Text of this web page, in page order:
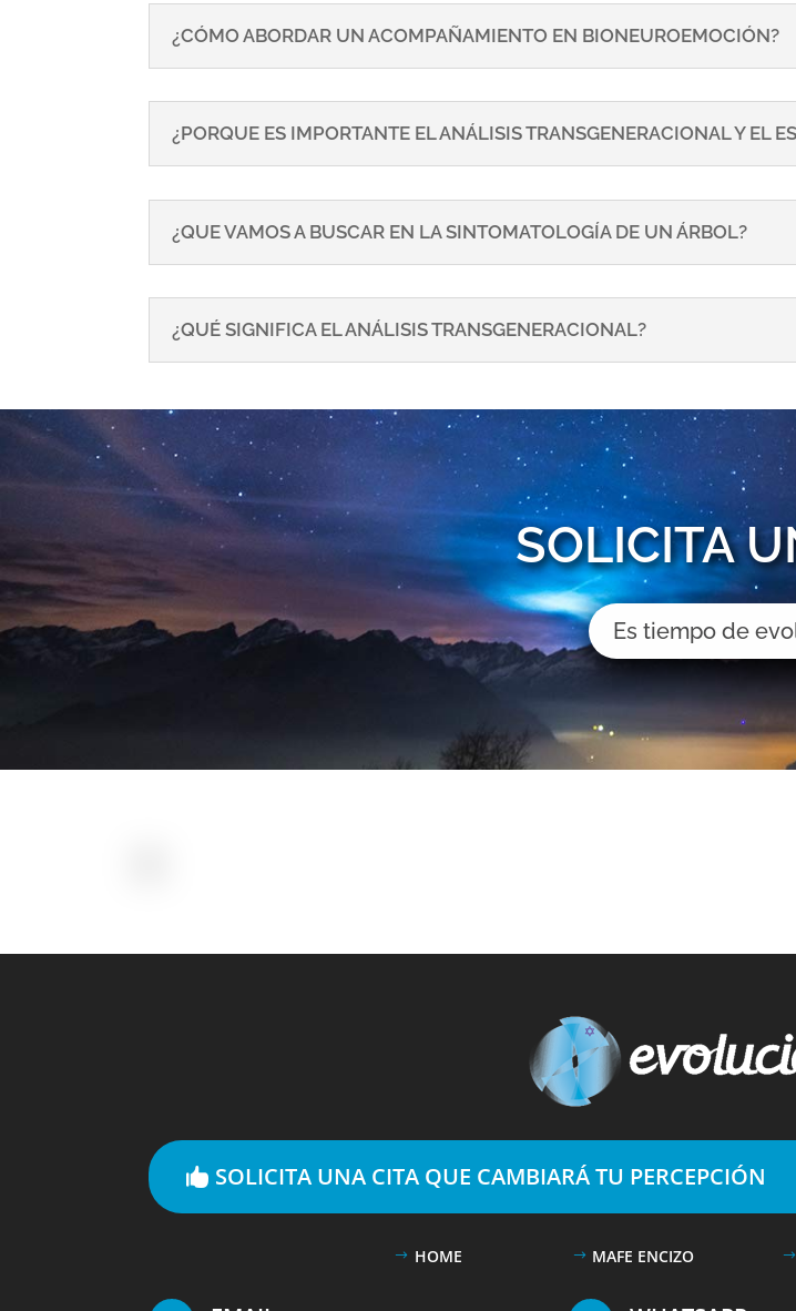
¿CÓMO ABORDAR UN ACOMPAÑAMIENTO EN BIONEUROEMOCIÓN?
¿PORQUE ES IMPORTANTE EL ANÁLISIS TRANSGENERACIONAL Y EL
¿QUE VAMOS A BUSCAR EN LA SINTOMATOLOGÍA DE UN ÁRBOL?
¿QUÉ SIGNIFICA EL ANÁLISIS TRANSGENERACIONAL?
SOLICITA
Es tiempo de
SOLICITA UNA CITA QUE CAMBIARÁ TU PERCEPCIÓN
HOME MAFE ENCIZO